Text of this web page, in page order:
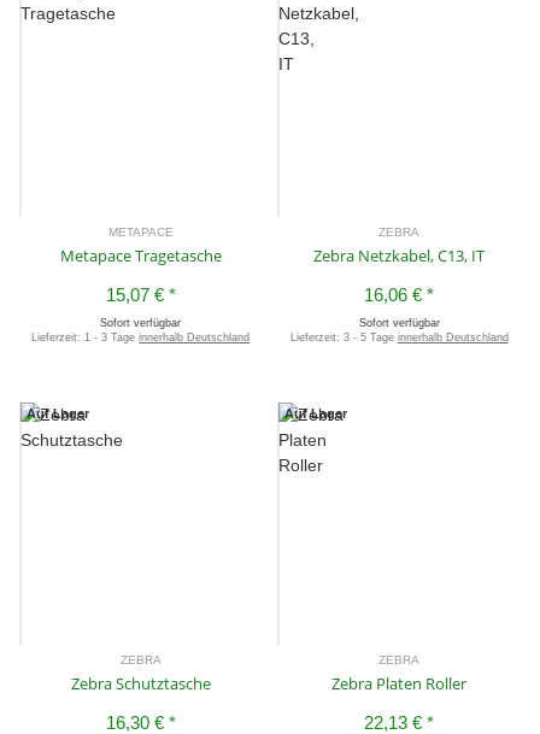
METAPACE
Metapace Tragetasche
15,07 € *
Sofort verfügbar
Lieferzeit:1 - 3 Tageinnerhalb Deutschland
ZEBRA
Zebra Netzkabel, C13, IT
16,06 €*
Sofort verfügbar
Lieferzeit: 3 - 5 Tage innerhalb Deutschland
Auf Lager
ZEBRA
Zebra Schutztasche
16,30 € *
Auf Lager
ZEBRA
Zebra Platen Roller
22,13 €*